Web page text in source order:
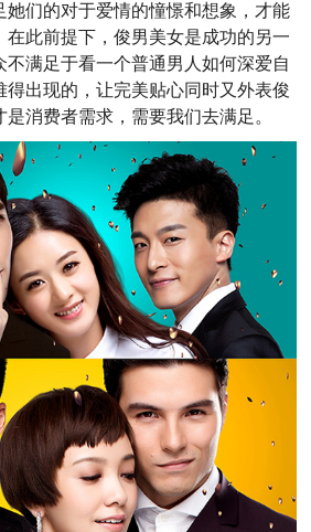
她们的对于爱情的憧憬和想象，才能
在此前提下，俊男美女是成功的另一
不满足于看一个普通男人如何深爱自
得出现的，让完美贴心同时又外表俊
消费者需求，需要我们去满足。